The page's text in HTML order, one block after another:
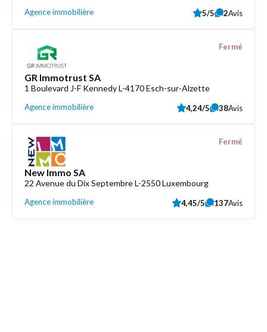
Agence immobilière 5/5 2Avis
GR Immotrust SA
1 Boulevard J-F Kennedy L-4170 Esch-sur-Alzette
Agence immobilière
Fermé
4,24/5 38Avis
New Immo SA
22 Avenue du Dix Septembre L-2550 Luxembourg
Agence immobilière
Fermé
4,45/5 137Avis